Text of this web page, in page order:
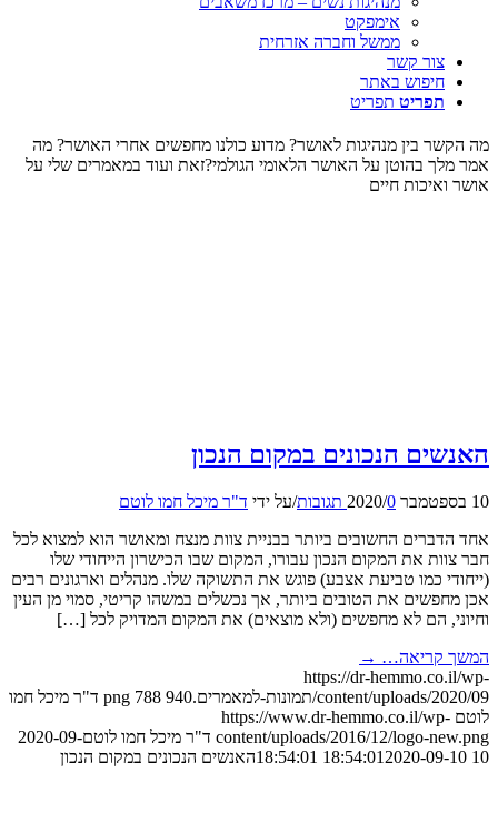
אימפקט
ממשל וחברה אזרחית
צור קשר
חיפוש באתר
תפריט תפריט
מה הקשר בין מנהיגות לאושר? מדוע כולנו מחפשים אחרי האושר? מה
אמר מלך בהוטן על האושר הלאומי הגולמי?זאת ועוד במאמרים שלי על
אושר ואיכות חיים
האנשים הנכונים במקום הנכון
10 בספטמבר 2020 /0 תגובות /על ידי ד"ר מיכל חמו לוטם
אחד הדברים החשובים ביותר בבניית צוות מנצח ומאושר הוא למצוא לכל
חבר צוות את המקום הנכון עבורו, המקום שבו הכישרון הייחודי שלו
(ייחודי כמו טביעת אצבע) פוגש את התשוקה שלו. מנהלים וארגונים רבים
אכן מחפשים את הטובים ביותר, אך נכשלים במשהו קריטי, סמוי מן העין
וחיוני, הם לא מחפשים (ולא מוצאים) את המקום המדויק לכל […]
המשך קריאה… →
https://dr-hemmo.co.il/wp-
content/uploads/2020/09/תמונות-למאמרים.png
788 940
ד"ר מיכל חמו
לוטם https://www.dr-hemmo.co.il/wp-
content/uploads/2016/12/logo-new.png ד"ר מיכל חמו לוטם2020-09-
10 18:54:01
2020-09-10 18:54:01 האנשים הנכונים במקום הנכון